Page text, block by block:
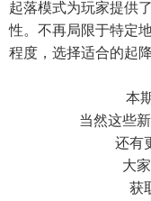
起落模式为玩家提供
性。不再局限于特定
程度，选择适合的起
本
当然这些
还有
大
获